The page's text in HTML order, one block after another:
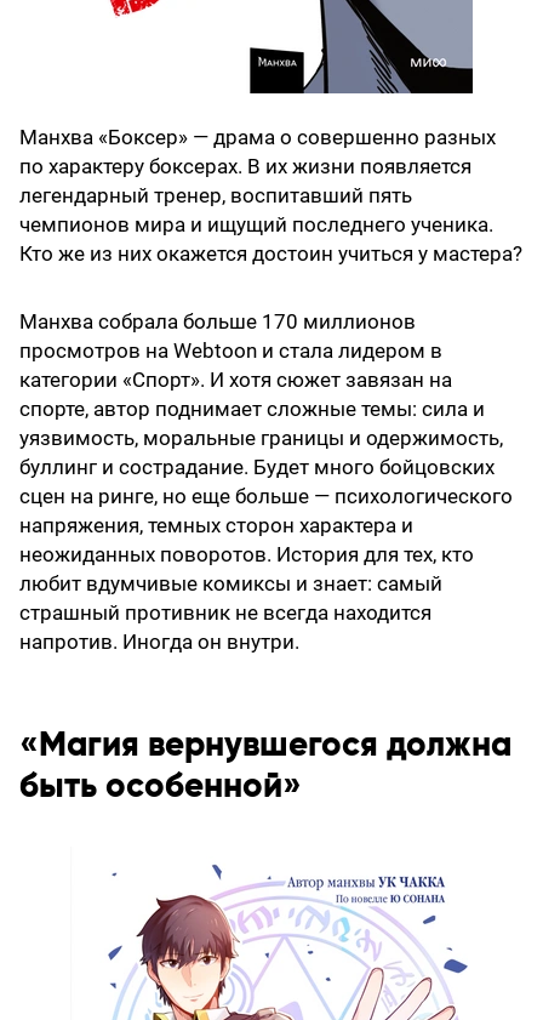
Манхва «Боксер» — драма о совершенно разных
по характеру боксерах. В их жизни появляется
легендарный тренер, воспитавший пять
чемпионов мира и ищущий последнего ученика.
Кто же из них окажется достоин учиться у мастера?
Манхва собрала больше 170 миллионов
просмотров на Webtoon и стала лидером в
категории «Спорт». И хотя сюжет завязан на
спорте, автор поднимает сложные темы: сила и
уязвимость, моральные границы и одержимость,
буллинг и сострадание. Будет много бойцовских
сцен на ринге, но еще больше — психологического
напряжения, темных сторон характера и
неожиданных поворотов. История для тех, кто
любит вдумчивые комиксы и знает: самый
страшный противник не всегда находится
напротив. Иногда он внутри.
«Магия вернувшегося должна
быть особенной»